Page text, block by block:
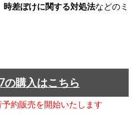
時差ぼけに関する対処法などのミ
の購入はこちら
約販売を開始いたします